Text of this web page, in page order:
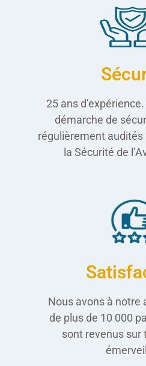
25 ans
démarche de
régulièrement audités
la Sécurité de
Nous avons à notre
de plus de 10 000
sont revenus sur